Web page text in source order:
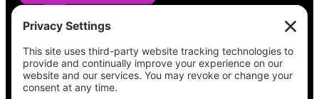
Vea lo que hay en su boleta, encuentre su
lugar de votación, verifique el estado de su
registro y obtenga toda la información